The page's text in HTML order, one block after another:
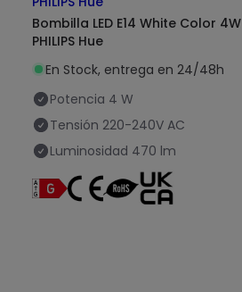
Bombilla LED E14 White Color 4W
PHILIPS Hue
En Stock, entrega en 24/48h
Potencia 4 W
Tensión 220-240V AC
Luminosidad 470 lm